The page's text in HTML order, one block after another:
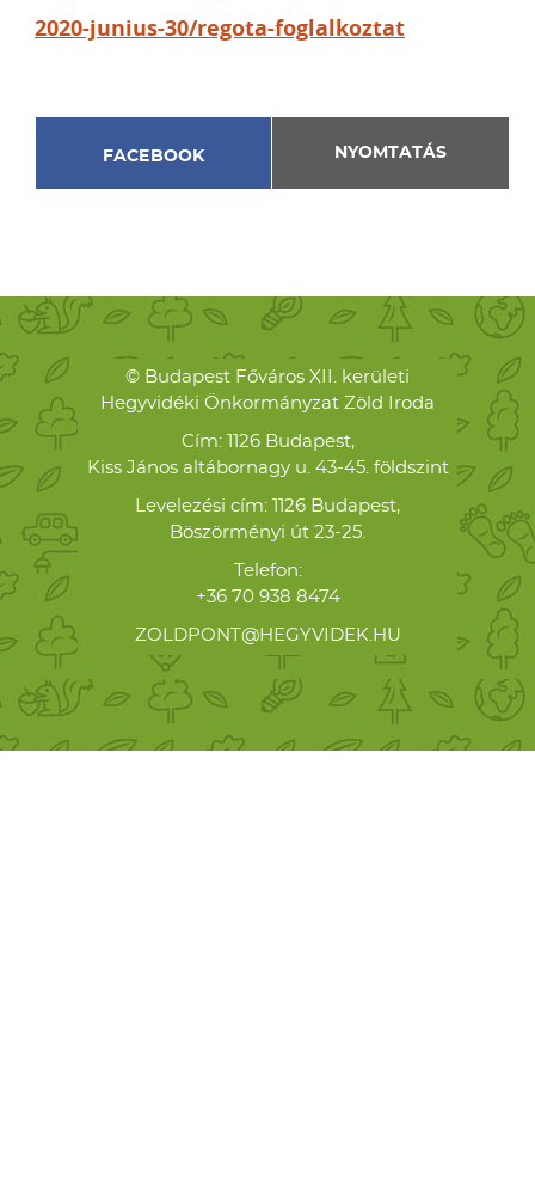
2020-junius-30/regota-foglalkoztat
FACEBOOK NYOMTATÁS
© Budapest Főváros XII. kerületi
Hegyvidéki Önkormányzat Zöld Iroda
Cím: 1126 Budapest,
Kiss János altábornagy u. 43-45. földszint
Levelezési cím: 1126 Budapest,
Böszörményi út 23-25.
Telefon:
+36 70 938 8474
ZOLDPONT@HEGYVIDEK.HU